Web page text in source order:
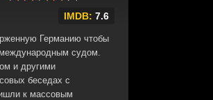
IMDB: 7.6
Германию чтобы
международным судом.
и другими
беседах с
к массовым